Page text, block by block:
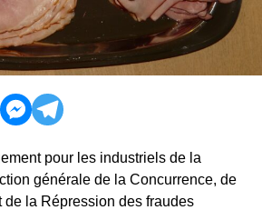
pour les industriels de la
générale de la Concurrence, de
de la Répression des fraudes